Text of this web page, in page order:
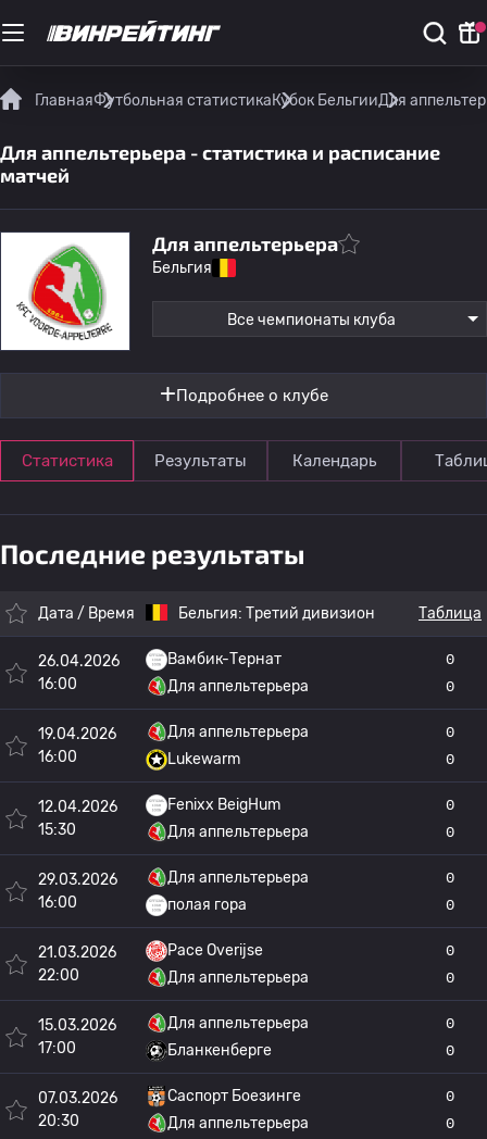
ГлавнаяФутбольная статистикаКубок БельгииДля
Для аппельтерьера - статистика и расписание
матчей
Для аппельтерьера
Бельгия
Все чемпионаты клуба
Подробнее о клубе
Статистика Результаты Календарь
Последние результаты
Дата / Время Бельгия: Третий дивизион Таблица
26.04.2026
16:00
Вамбик-Тернат
Для аппельтерьера
0
0
19.04.2026
16:00
Для аппельтерьера
Lukewarm
0
0
12.04.2026
15:30
Fenixx BeigHum
Для аппельтерьера
0
0
29.03.2026
16:00
Для аппельтерьера
полая гора
0
0
21.03.2026
22:00
Pace Overijse
Для аппельтерьера
0
0
15.03.2026
17:00
Для аппельтерьера
Бланкенберге
0
0
07.03.2026
20:30
Саспорт Боезинге
Для аппельтерьера
0
0